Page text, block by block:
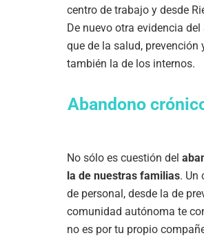
centro de trabajo y desde
De nuevo otra evidencia
que de la salud, prevención
también la de los internos.
Abandono
No sólo es cuestión del
la de nuestras familias. Un
de personal, desde la de
comunidad autónoma te
no es por tu propio